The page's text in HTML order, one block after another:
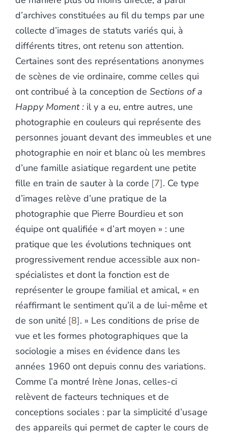
d’archives constituées au fil du temps par une
collecte d’images de statuts variés qui, à
différents titres, ont retenu son attention.
Certaines sont des représentations anonymes
de scènes de vie ordinaire, comme celles qui
ont contribué à la conception de Sections of a
Happy Moment : il y a eu, entre autres, une
photographie en couleurs qui représente des
personnes jouant devant des immeubles et une
photographie en noir et blanc où les membres
d’une famille asiatique regardent une petite
fille en train de sauter à la corde 7 . Ce type
d’images relève d’une pratique de la
photographie que Pierre Bourdieu et son
équipe ont qualifiée « d’art moyen » : une
pratique que les évolutions techniques ont
progressivement rendue accessible aux non-
spécialistes et dont la fonction est de
représenter le groupe familial et amical, « en
réaffirmant le sentiment qu’il a de lui-même et
de son unité 8 . » Les conditions de prise de
vue et les formes photographiques que la
sociologie a mises en évidence dans les
années 1960 ont depuis connu des variations.
Comme l’a montré Irène Jonas, celles-ci
relèvent de facteurs techniques et de
conceptions sociales : par la simplicité d’usage
des appareils qui permet de capter le cours de